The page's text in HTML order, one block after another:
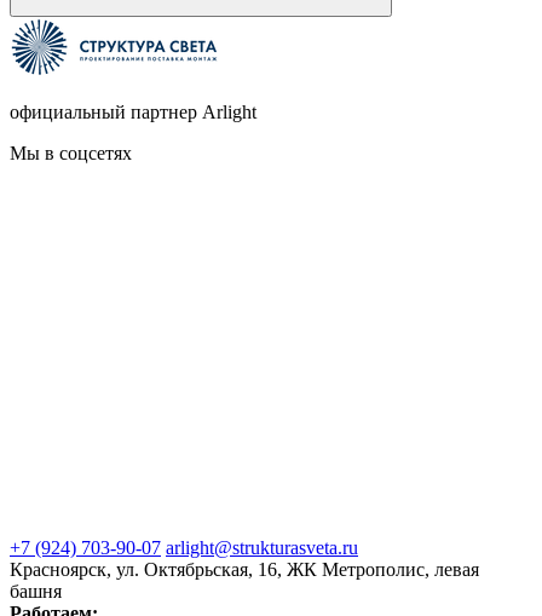
официальный партнер Arlight
Мы в соцсетях
+7 (924) 703-90-07 arlight@strukturasveta.ru
Красноярск, ул. Октябрьская, 16, ЖК Метрополис, левая
башня